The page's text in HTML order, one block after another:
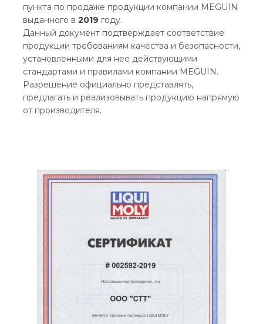
пункта по продаже продукции компании MEGUIN
выданного в 2019 году.
Данный документ подтверждает соответствие
продукции требованиям качества и безопасности,
установленными для нее действующими
стандартами и правилами компании MEGUIN.
Разрешение официально представлять,
предлагать и реализовывать продукцию напрямую
от производителя.